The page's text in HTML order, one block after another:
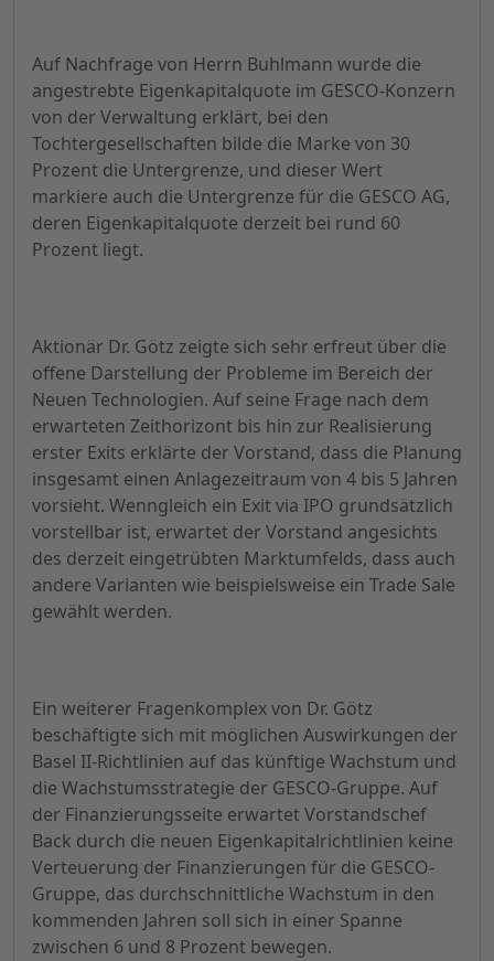
Auf Nachfrage von Herrn Buhlmann wurde die
angestrebte Eigenkapitalquote im GESCO-Konzern
von der Verwaltung erklärt, bei den
Tochtergesellschaften bilde die Marke von 30
Prozent die Untergrenze, und dieser Wert
markiere auch die Untergrenze für die GESCO AG,
deren Eigenkapitalquote derzeit bei rund 60
Prozent liegt.
Aktionär Dr. Götz zeigte sich sehr erfreut über die
offene Darstellung der Probleme im Bereich der
Neuen Technologien. Auf seine Frage nach dem
erwarteten Zeithorizont bis hin zur Realisierung
erster Exits erklärte der Vorstand, dass die Planung
insgesamt einen Anlagezeitraum von 4 bis 5 Jahren
vorsieht. Wenngleich ein Exit via IPO grundsätzlich
vorstellbar ist, erwartet der Vorstand angesichts
des derzeit eingetrübten Marktumfelds, dass auch
andere Varianten wie beispielsweise ein Trade Sale
gewählt werden.
Ein weiterer Fragenkomplex von Dr. Götz
beschäftigte sich mit möglichen Auswirkungen der
Basel II-Richtlinien auf das künftige Wachstum und
die Wachstumsstrategie der GESCO-Gruppe. Auf
der Finanzierungsseite erwartet Vorstandschef
Back durch die neuen Eigenkapitalrichtlinien keine
Verteuerung der Finanzierungen für die GESCO-
Gruppe, das durchschnittliche Wachstum in den
kommenden Jahren soll sich in einer Spanne
zwischen 6 und 8 Prozent bewegen.